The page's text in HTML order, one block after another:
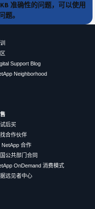
准确性的问题，可以使用
题。
Support Blog
Neighborhood
后买
合作伙伴
NetApp 合作
公共部门合同
OnDemand 消费模式
远见者中心